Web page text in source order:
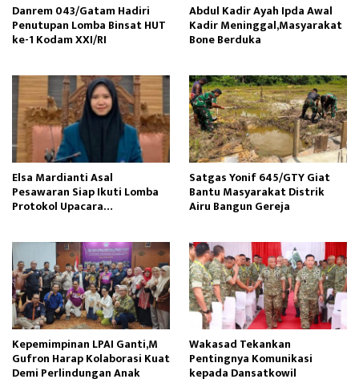
Danrem 043/Gatam Hadiri
Penutupan Lomba Binsat HUT
ke-1 Kodam XXI/RI
Abdul Kadir Ayah Ipda Awal
Kadir Meninggal,Masyarakat
Bone Berduka
Elsa Mardianti Asal
Pesawaran Siap Ikuti Lomba
Protokol Upacara
Satgas Yonif 645/GTY Giat
Bantu Masyarakat Distrik
Airu Bangun Gereja ‎
Kepemimpinan LPAI Ganti,M
Gufron Harap Kolaborasi Kuat
Demi Perlindungan Anak
Wakasad Tekankan
Pentingnya Komunikasi
kepada Dansatkowil